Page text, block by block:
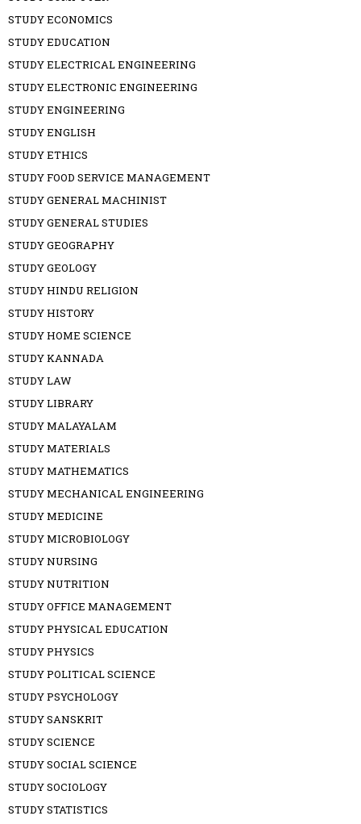
STUDY ECONOMICS
STUDY EDUCATION
STUDY ELECTRICAL ENGINEERING
STUDY ELECTRONIC ENGINEERING
STUDY ENGINEERING
STUDY ENGLISH
STUDY ETHICS
STUDY FOOD SERVICE MANAGEMENT
STUDY GENERAL MACHINIST
STUDY GENERAL STUDIES
STUDY GEOGRAPHY
STUDY GEOLOGY
STUDY HINDU RELIGION
STUDY HISTORY
STUDY HOME SCIENCE
STUDY KANNADA
STUDY LAW
STUDY LIBRARY
STUDY MALAYALAM
STUDY MATERIALS
STUDY MATHEMATICS
STUDY MECHANICAL ENGINEERING
STUDY MEDICINE
STUDY MICROBIOLOGY
STUDY NURSING
STUDY NUTRITION
STUDY OFFICE MANAGEMENT
STUDY PHYSICAL EDUCATION
STUDY PHYSICS
STUDY POLITICAL SCIENCE
STUDY PSYCHOLOGY
STUDY SANSKRIT
STUDY SCIENCE
STUDY SOCIAL SCIENCE
STUDY SOCIOLOGY
STUDY STATISTICS